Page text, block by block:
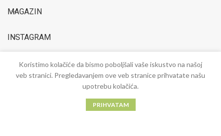
MAGAZIN
INSTAGRAM
IdealniDom.com
2023 ANUBIS Reklamna agencija. Sva prava zadržana. Svako
kopiranje sadržaja bez dozvole je kažnjivo po zakonu.
Koristimo kolačiće da bismo poboljšali vaše iskustvo na našoj
veb stranici. Pregledavanjem ove veb stranice prihvatate našu
upotrebu kolačića.
PRIHVATAM
Proizvodi Magazin